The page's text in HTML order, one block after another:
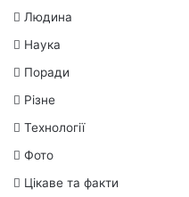
Людина
Наука
Поради
Різне
Технології
Фото
Цікаве та факти